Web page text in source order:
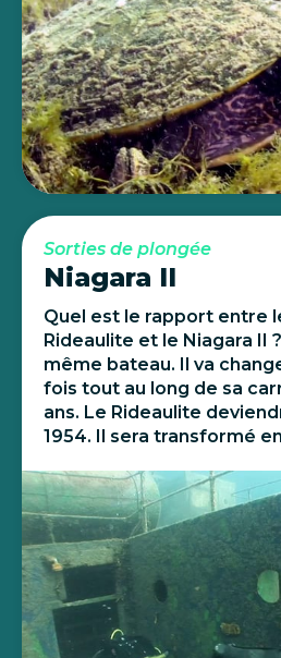
Sorties de plongée
Niagara II
Quel est le rapport entre
Rideaulite et le Niagara II
même bateau. Il va
fois tout au long de sa
ans. Le Rideaulite
1954. Il sera transformé